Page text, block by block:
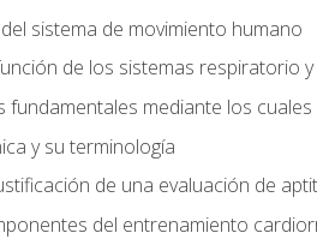
sistema de movimiento humano
de los sistemas respiratorio
mediante los
y su terminología
de una evaluación de
del entrenamiento